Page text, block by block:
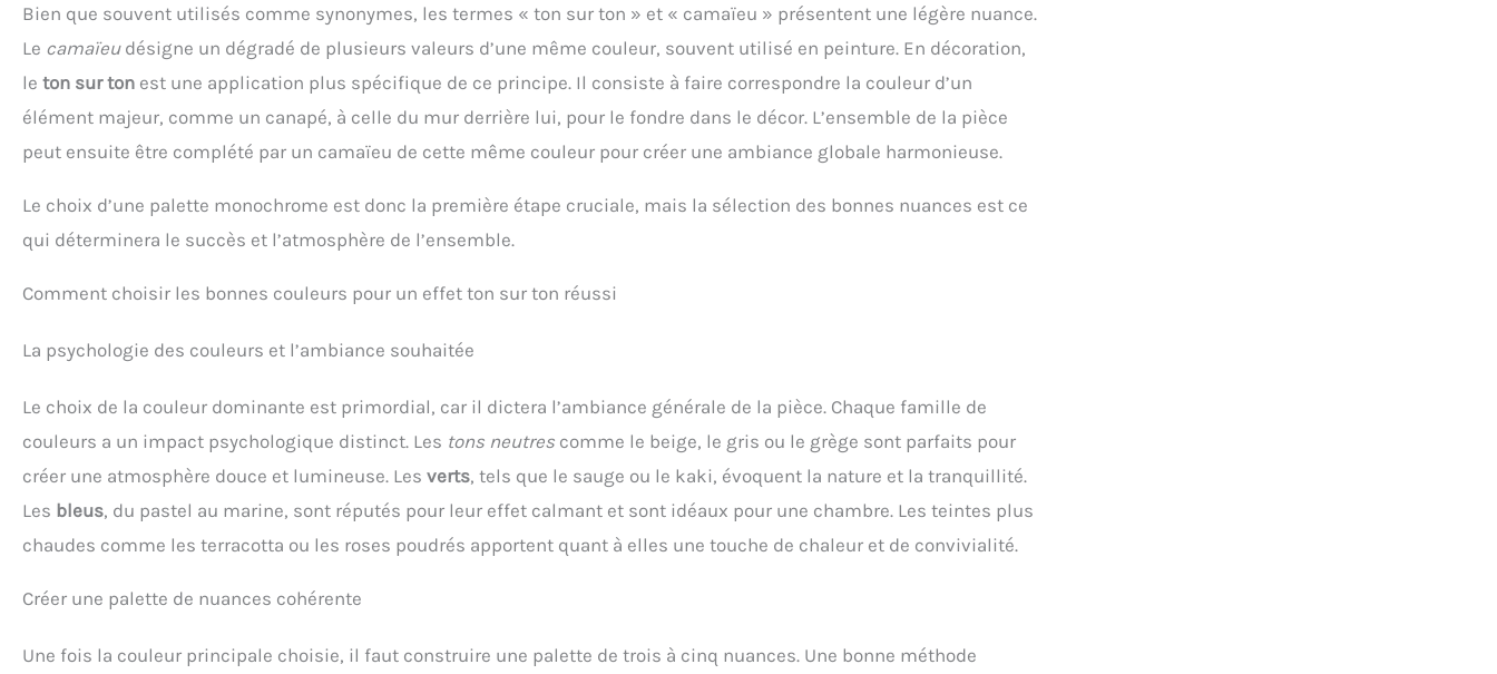
Bien que souvent utilisés comme synonymes, les termes « ton sur ton » et « camaïeu » présentent une légère nuance.
Le camaïeudésigne un dégradé de plusieurs valeurs d’une même couleur, souvent utilisé en peinture. En décoration,
le ton sur ton est une application plus spécifique de ce principe. Il consiste à faire correspondre la couleur d’un
élément majeur, comme un canapé, à celle du mur derrière lui, pour le fondre dans le décor. L’ensemble de la pièce
peut ensuite être complété par un camaïeu de cette même couleur pour créer une ambiance globale harmonieuse.
Le choix d’une palette monochrome est donc la première étape cruciale, mais la sélection des bonnes nuances est ce
qui déterminera le succès et l’atmosphère de l’ensemble.
Comment choisir les bonnes couleurs pour un effet ton sur ton réussi
La psychologie des couleurs et l’ambiance souhaitée
Le choix de la couleur dominante est primordial, car il dictera l’ambiance générale de la pièce. Chaque famille de
couleurs a un impact psychologique distinct. Les tons neutres comme le beige, le gris ou le grège sont parfaits pour
créer une atmosphère douce et lumineuse. Les verts, tels que le sauge ou le kaki, évoquent la nature et la tranquillité.
Les bleus, du pastel au marine, sont réputés pour leur effet calmant et sont idéaux pour une chambre. Les teintes plus
chaudes comme les terracotta ou les roses poudrés apportent quant à elles une touche de chaleur et de convivialité.
Créer une palette de nuances cohérente
Une fois la couleur principale choisie, il faut construire une palette de trois à cinq nuances. Une bonne méthode